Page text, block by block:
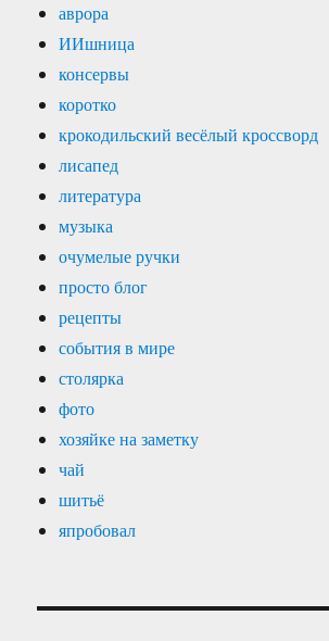
аврора
ИИшница
консервы
коротко
крокодильский весёлый кроссворд
лисапед
литература
музыка
очумелые ручки
просто блог
рецепты
события в мире
столярка
фото
хозяйке на заметку
чай
шитьё
япробовал